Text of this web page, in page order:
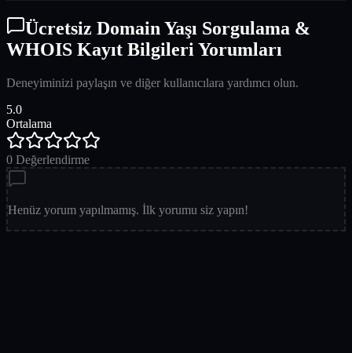
Ücretsiz Domain Yaşı Sorgulama &
WHOIS Kayıt Bilgileri Yorumları
Deneyiminizi paylaşın ve diğer kullanıcılara yardımcı olun.
5.0
Ortalama
0 Değerlendirme
Henüz yorum yapılmamış. İlk yorumu siz yapın!